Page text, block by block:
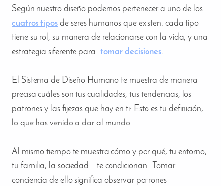
Según nuestro diseño podemos pertenecer a uno de los
cuatros tipos de seres humanos que existen: cada tipo
tiene su rol, su manera de relacionarse con la vida, y una
estrategia siferente para tomar decisiones.
El Sistema de Diseño Humano te muestra de manera
precisa cuáles son tus cualidades, tus tendencias, los
patrones y las fijezas que hay en ti: Esto es tu definición,
lo que has venido a dar al mundo.
Al mismo tiempo te muestra cómo y por qué, tu entorno,
tu familia, la sociedad... te condicionan. Tomar
conciencia de ello significa observar patrones